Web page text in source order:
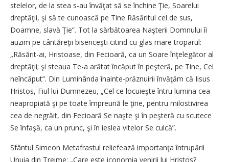
stelelor, de la stea s-au învăţat să se închine Ţie, Soarelui
dreptăţii, şi să te cunoască pe Tine Răsăritul cel de sus,
Doamne, slavă Ţie”. Tot la sărbătoarea Naşterii Domnului îi
auzim pe cântăreţii bisericeşti citind cu glas mare troparul:
„Răsărit-ai, Hristoase, din Fecioară, ca un Soare înţelegător al
dreptăţii; şi steaua Te-a arătat încăput în peşteră, pe Tine, Cel
neîncăput”. Din Luminânda înainte-prăznuirii învăţăm că Iisus
Hristos, Fiul lui Dumnezeu, „Cel ce locuieşte întru lumina cea
neapropiată şi pe toate împreună le ţine, pentru milostivirea
cea de negrăit, din Fecioară Se naşte şi în peşteră cu scutece
Se înfaşă, ca un prunc, şi în ieslea vitelor Se culcă”.
Sfântul Simeon Metafrastul reliefează importanţa întrupării
Unuia din Treime: „Care este iconomia venirii lui Hristos?